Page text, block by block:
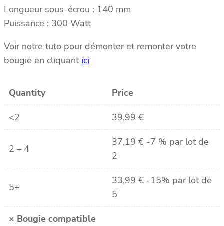
Longueur sous-écrou : 140 mm
Puissance : 300 Watt
Voir notre tuto pour démonter et remonter votre
bougie en cliquant ici
Quantity Price
<2 39,99 €
2 – 4
37,19 € -7 % par lot de
2
5+
33,99 € -15% par lot de
5
× Bougie compatible